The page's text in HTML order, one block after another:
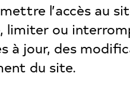
l’accès au
limiter ou
à jour, des
du site.